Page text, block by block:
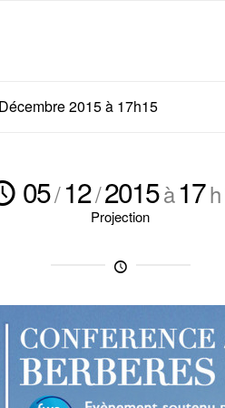
2015 à 17h15
05/12/2015à17h
Projection